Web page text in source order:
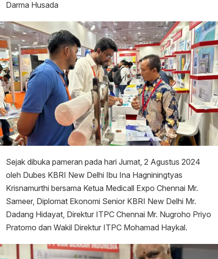
Darma Husada
Sejak dibuka pameran pada hari Jumat, 2 Agustus 2024
oleh Dubes KBRI New Delhi Ibu Ina Hagniningtyas
Krisnamurthi bersama Ketua Medicall Expo Chennai Mr.
Sameer, Diplomat Ekonomi Senior KBRI New Delhi Mr.
Dadang Hidayat, Direktur ITPC Chennai Mr. Nugroho Priyo
Pratomo dan Wakil Direktur ITPC Mohamad Haykal.